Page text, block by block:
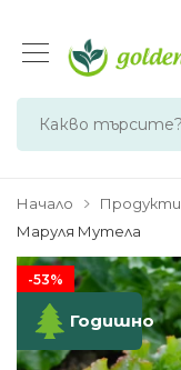
Начало Продукти
Маруля Мутела
Годишно
-53%